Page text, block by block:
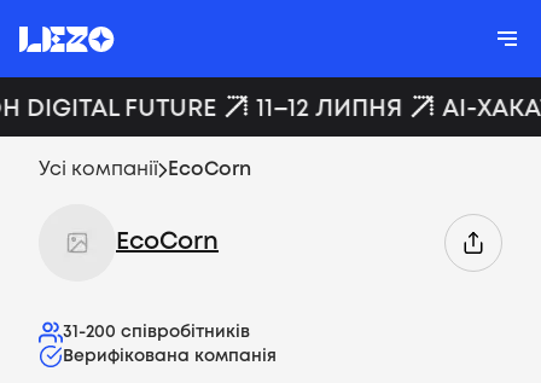
DIGITAL FUTURE 11–12 ЛИПНЯ AI-
Усі компанії EcoCorn
EcoCorn
31-200 співробітників
Верифікована компанія